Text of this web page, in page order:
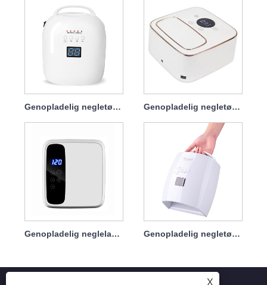
Genopladelig negletørrer LED-lampe 86w Protable Genopladelig negletørrer UV neglelampe 72w
X